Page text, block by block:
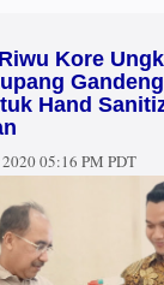
Kore
Hand
05:16 PM PDT